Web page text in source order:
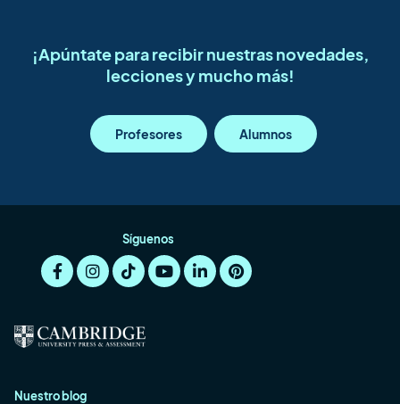
¡Apúntate para recibir nuestras novedades,
lecciones y mucho más!
Profesores Alumnos
Síguenos
Nuestro blog